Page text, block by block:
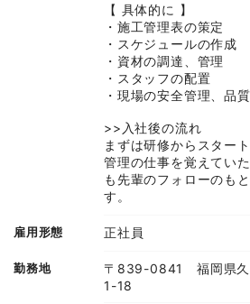
【 具体的に 】
・施工管理表の策定
・スケジュールの作成
・資材の調達、管理
・スタッフの配置
・現場の安全管理、
>>入社後の流れ
まずは研修からスター
管理の仕事を覚えてい
も先輩のフォローのも
す。
雇用形態 正社員
勤務地
〒839-0841 福岡県久
1-18